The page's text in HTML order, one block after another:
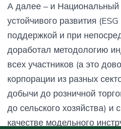
А далее – и
устойчивого развития
поддержкой и при
доработал методологию
всех участников (а это
корпорации из разных
добычи до розничной
до сельского хозяйства)
качестве модельного